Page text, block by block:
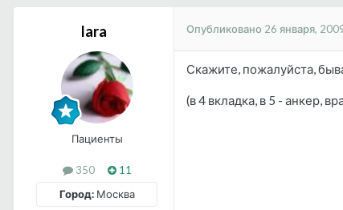
lara
Пациенты
350
11
Город:Москва
Опубликовано 26 января,
Скажите, пожалуйста,
(в 4 вкладка, в 5 - анкер,